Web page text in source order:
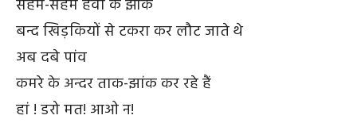
सहमे-सहमे हवा के झोंके
बन्द खिड़कियों से टकरा कर लौट जाते थे
अब दबे पांव
कमरे के अन्दर ताक-झांक कर रहे हैं
हां ! डरो मत! आओ न!